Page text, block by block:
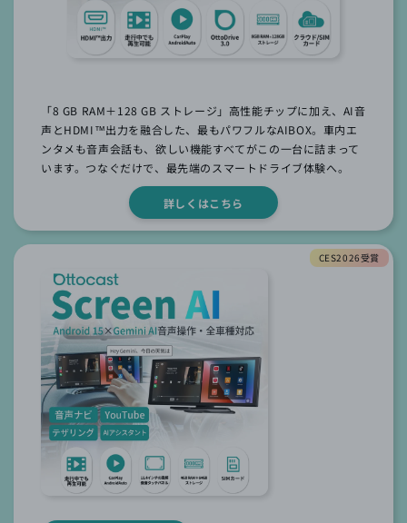
「8 GB RAM＋128 GB ストレージ」⾼性能チップに加え、AI⾳
声とHDMI™出⼒を融合した、最もパワフルなAIBOX。⾞内エ
ンタメも⾳声会話も、欲しい機能すべてがこの⼀台に詰まって
います。つなぐだけで、最先端のスマートドライブ体験へ。
詳しくはこちら
CES2026受賞